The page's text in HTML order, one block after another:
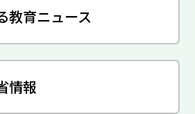
教育ニュース
情報